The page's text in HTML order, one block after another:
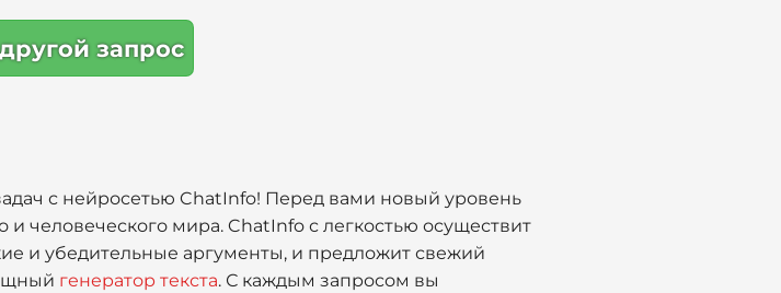
запрос
с нейросетью ChatInfo! Перед вами новый уровень
человеческого мира. ChatInfo с легкостью осуществит
и убедительные аргументы, и предложит свежий
генератор текста. С каждым запросом вы